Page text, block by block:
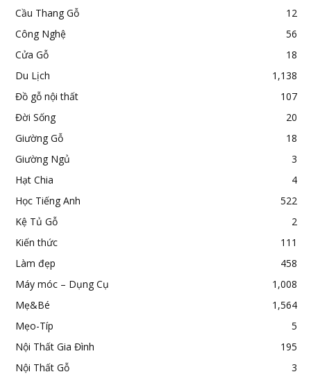
Cầu Thang Gỗ
12
Công Nghệ
56
Cửa Gỗ
18
Du Lịch
1,138
Đồ gỗ nội thất
107
Đời Sống
20
Giường Gỗ
18
Giường Ngủ
3
Hạt Chia
4
Học Tiếng Anh
522
Kệ Tủ Gỗ
2
Kiến thức
111
Làm đẹp
458
Máy móc – Dụng Cụ
1,008
Mẹ&Bé
1,564
Mẹo-Típ
5
Nội Thất Gia Đình
195
Nội Thất Gỗ
3